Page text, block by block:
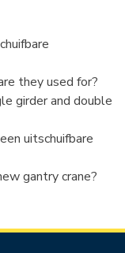
they used for?
girder and double
uitschuifbare
gantry crane?